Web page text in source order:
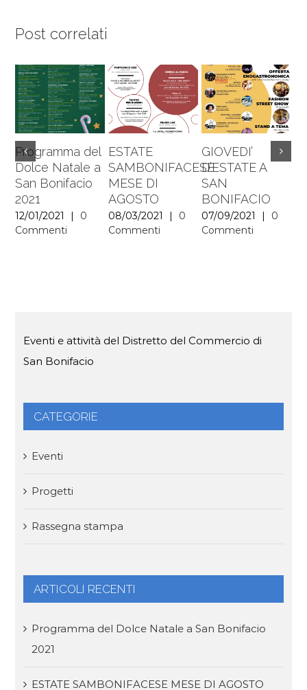
Post correlati
Programma del
Dolce Natale a
San Bonifacio
2021
12/01/2021
0
Commenti
ESTATE
SAMBONIFACESE
MESE DI
AGOSTO
08/03/2021
0
Commenti
GIOVEDI’
D’ESTATE A
SAN
BONIFACIO
07/09/2021
0
Commenti
Eventi e attività del Distretto del Commercio di
San Bonifacio
CATEGORIE
Eventi
Progetti
Rassegna stampa
ARTICOLI RECENTI
Programma del Dolce Natale a San Bonifacio
2021
ESTATE SAMBONIFACESE MESE DI AGOSTO